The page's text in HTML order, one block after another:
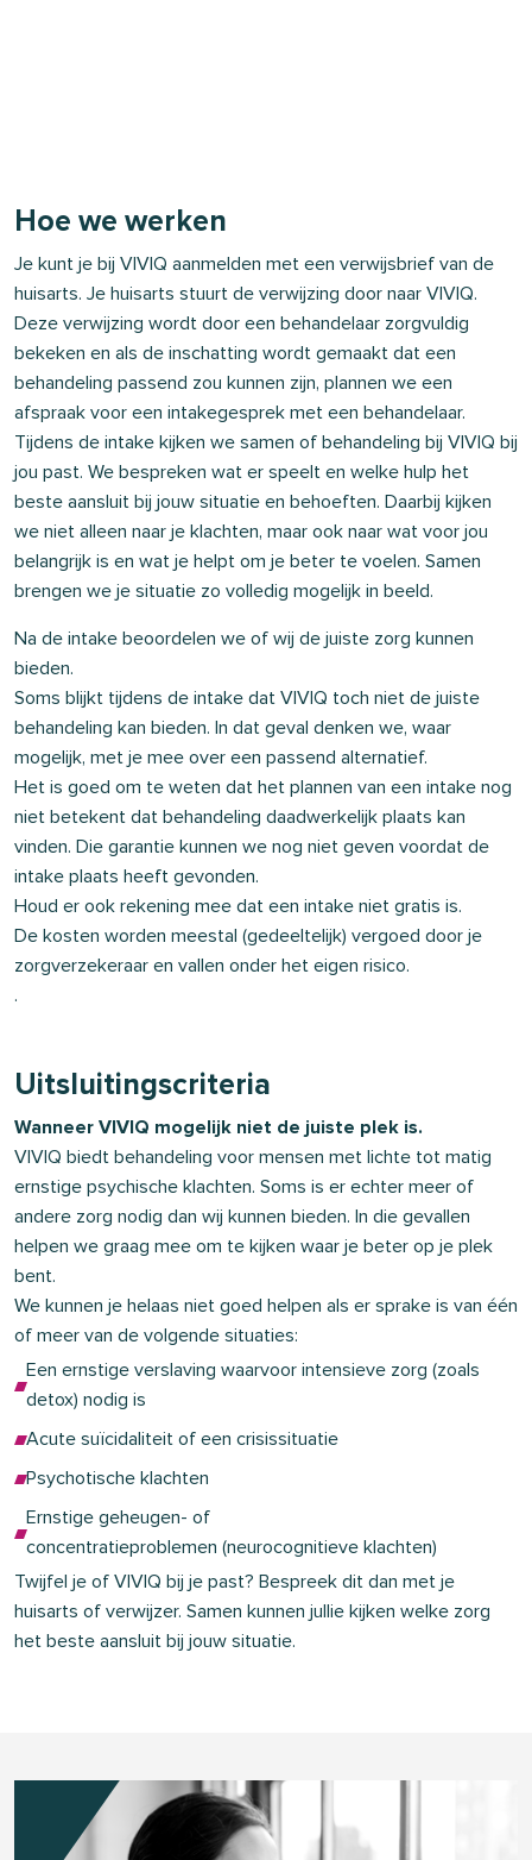
Hoe we werken
Je kunt je bij VIVIQ aanmelden met een verwijsbrief van de
huisarts. Je huisarts stuurt de verwijzing door naar VIVIQ.
Deze verwijzing wordt door een behandelaar zorgvuldig
bekeken en als de inschatting wordt gemaakt dat een
behandeling passend zou kunnen zijn, plannen we een
afspraak voor een intakegesprek met een behandelaar.
Tijdens de intake kijken we samen of behandeling bij VIVIQ bij
jou past. We bespreken wat er speelt en welke hulp het
beste aansluit bij jouw situatie en behoeften. Daarbij kijken
we niet alleen naar je klachten, maar ook naar wat voor jou
belangrijk is en wat je helpt om je beter te voelen. Samen
brengen we je situatie zo volledig mogelijk in beeld.
Na de intake beoordelen we of wij de juiste zorg kunnen
bieden.
Soms blijkt tijdens de intake dat VIVIQ toch niet de juiste
behandeling kan bieden. In dat geval denken we, waar
mogelijk, met je mee over een passend alternatief.
Het is goed om te weten dat het plannen van een intake nog
niet betekent dat behandeling daadwerkelijk plaats kan
vinden. Die garantie kunnen we nog niet geven voordat de
intake plaats heeft gevonden.
Houd er ook rekening mee dat een intake niet gratis is.
De kosten worden meestal (gedeeltelijk) vergoed door je
zorgverzekeraar en vallen onder het eigen risico.
.
Uitsluitingscriteria
Wanneer VIVIQ mogelijk niet de juiste plek is.
VIVIQ biedt behandeling voor mensen met lichte tot matig
ernstige psychische klachten. Soms is er echter meer of
andere zorg nodig dan wij kunnen bieden. In die gevallen
helpen we graag mee om te kijken waar je beter op je plek
bent.
We kunnen je helaas niet goed helpen als er sprake is van één
of meer van de volgende situaties:
Een ernstige verslaving waarvoor intensieve zorg (zoals
detox) nodig is
Acute suïcidaliteit of een crisissituatie
Psychotische klachten
Ernstige geheugen- of
concentratieproblemen (neurocognitieve klachten)
Twijfel je of VIVIQ bij je past? Bespreek dit dan met je
huisarts of verwijzer. Samen kunnen jullie kijken welke zorg
het beste aansluit bij jouw situatie.